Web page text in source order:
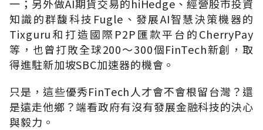
一；另外做AI期貨交易的hiHedge、經營股市投資
知識的群馥科技Fugle、發展AI智慧決策機器的
Tixguru和打造國際P2P匯款平台的CherryPay
等，也曾打敗全球200～300個FinTech新創，取
得進駐新加坡SBC加速器的機會。
只是，這些優秀FinTech人才會不會根留台灣？還
是遠走他鄉？端看政府有沒有發展金融科技的決心
與毅力。